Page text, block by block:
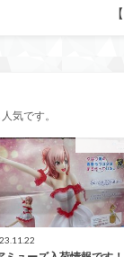
気です。